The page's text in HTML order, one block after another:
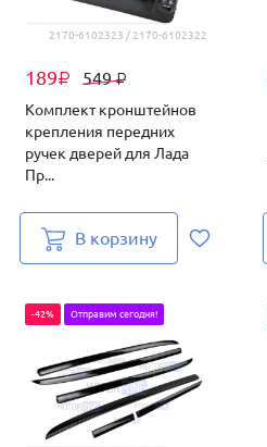
2170-6102323 / 2170-6102322
189₽ 549₽
Комплект кронштейнов
крепления передних
ручек дверей для Лада
Пр...
В корзину
-42% Отправим сегодня!